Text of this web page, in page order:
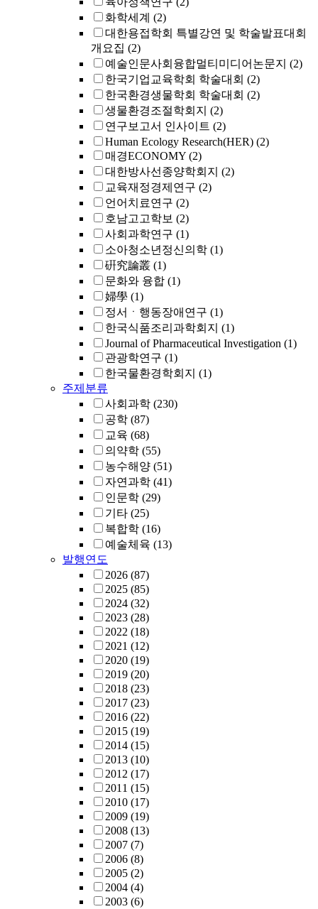
화학세계 (2)
대한용접학회 특별강연 및 학술발표대회
개요집 (2)
예술인문사회융합멀티미디어논문지 (2)
한국기업교육학회 학술대회 (2)
한국환경생물학회 학술대회 (2)
생물환경조절학회지 (2)
연구보고서 인사이트 (2)
Human Ecology Research(HER) (2)
매경ECONOMY (2)
대한방사선종양학회지 (2)
교육재정경제연구 (2)
언어치료연구 (2)
호남고고학보 (2)
사회과학연구 (1)
소아청소년정신의학 (1)
硏究論叢 (1)
문화와 융합 (1)
婦學 (1)
정서ㆍ행동장애연구 (1)
한국식품조리과학회지 (1)
Journal of Pharmaceutical Investigation (1)
관광학연구 (1)
한국물환경학회지 (1)
주제분류
사회과학 (230)
공학 (87)
교육 (68)
의약학 (55)
농수해양 (51)
자연과학 (41)
인문학 (29)
기타 (25)
복합학 (16)
예술체육 (13)
발행연도
2026 (87)
2025 (85)
2024 (32)
2023 (28)
2022 (18)
2021 (12)
2020 (19)
2019 (20)
2018 (23)
2017 (23)
2016 (22)
2015 (19)
2014 (15)
2013 (10)
2012 (17)
2011 (15)
2010 (17)
2009 (19)
2008 (13)
2007 (7)
2006 (8)
2005 (2)
2004 (4)
2003 (6)